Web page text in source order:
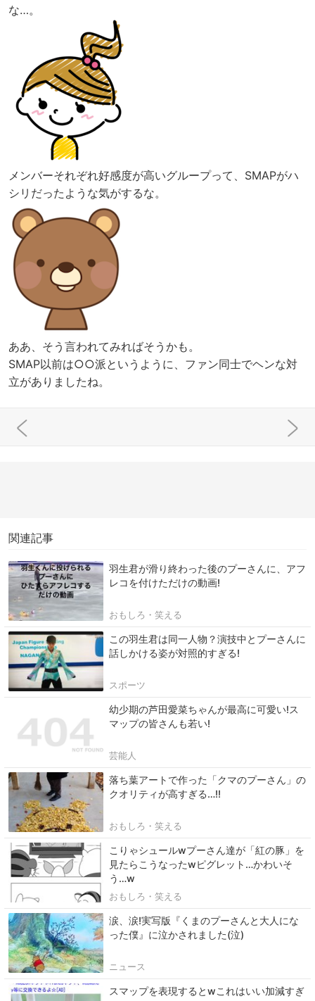
な…。
メンバーそれぞれ好感度が高いグループって、SMAPがハ
シリだったような気がするな。
ああ、そう言われてみればそうかも。
SMAP以前は○○派というように、ファン同士でヘンな対
立がありましたね。
関連記事
羽生君が滑り終わった後のプーさんに、アフ
レコを付けただけの動画!
おもしろ・笑える
この羽生君は同一人物？演技中とプーさんに
話しかける姿が対照的すぎる!
スポーツ
幼少期の芦田愛菜ちゃんが最高に可愛い!ス
マップの皆さんも若い!
芸能人
落ち葉アートで作った「クマのプーさん」の
クオリティが高すぎる…!!
おもしろ・笑える
こりゃシュールwプーさん達が「紅の豚」を
見たらこうなったwピグレット…かわいそ
う…w
おもしろ・笑える
涙、涙!実写版『くまのプーさんと大人にな
った僕』に泣かされました(泣)
ニュース
スマップを表現するとwこれはいい加減すぎ